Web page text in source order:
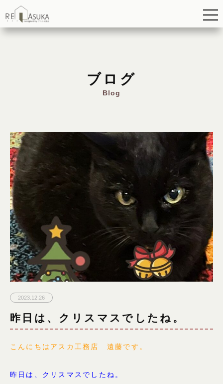
ブログ
Blog
2023.12.26
昨日は、クリスマスでしたね。
こんにちはアスカ工務店 遠藤です。
昨日は、クリスマスでしたね。